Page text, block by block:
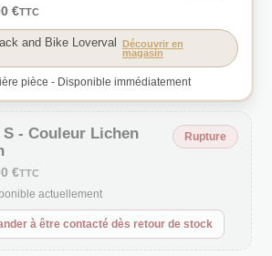
€TTC
and Bike Loverval
Découvrir en
magasin
pièce - Disponible immédiatement
S - Couleur Lichen
Rupture
€TTC
actuellement
à être contacté dès retour de stock